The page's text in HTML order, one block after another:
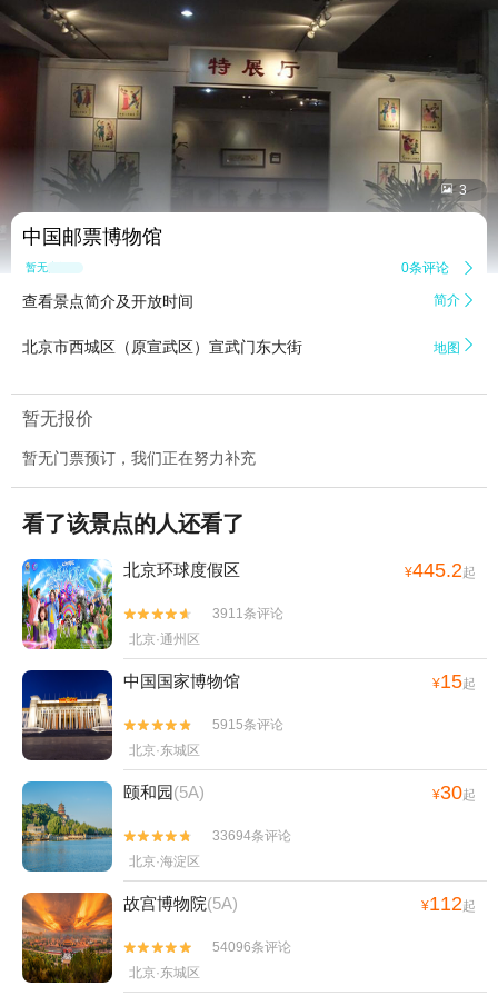
 3
中国邮票博物馆
暂无点评 0条评论 
查看景点简介及开放时间 简介 
北京市西城区（原宣武区）宣武门东大街 地图 
暂无报价
暂无门票预订，我们正在努力补充
看了该景点的人还看了
北京环球度假区 ¥445.2起


3911条评论
北京·通州区
中国国家博物馆 ¥15起


5915条评论
北京·东城区
颐和园(5A) ¥30起


33694条评论
北京·海淀区
故宫博物院(5A) ¥112起


54096条评论
北京·东城区
